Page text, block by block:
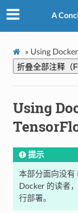
A
» Using
折叠全部注释（
Using
提示
本部分面向没有
Docker 的读者
行部署。